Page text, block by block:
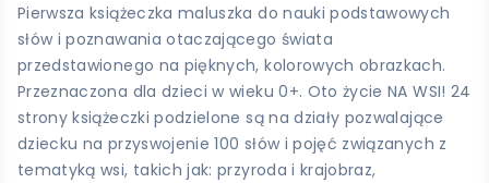
Pierwsza książeczka maluszka do nauki podstawowych
słów i poznawania otaczającego świata
przedstawionego na pięknych, kolorowych obrazkach.
Przeznaczona dla dzieci w wieku 0+. Oto życie NA WSI! 24
strony książeczki podzielone są na działy pozwalające
dziecku na przyswojenie 100 słów i pojęć związanych z
tematyką wsi, takich jak: przyroda i krajobraz,